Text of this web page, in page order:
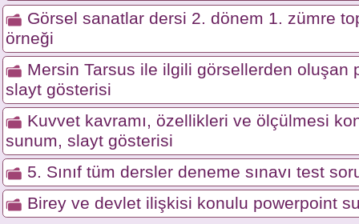
Görsel sanatlar dersi 2. dönem 1. zümre
örneği
Mersin Tarsus ile ilgili görsellerden oluşan
slayt gösterisi
Kuvvet kavramı, özellikleri ve ölçülmesi
sunum, slayt gösterisi
5. Sınıf tüm dersler deneme sınavı test
Birey ve devlet ilişkisi konulu powerpoint